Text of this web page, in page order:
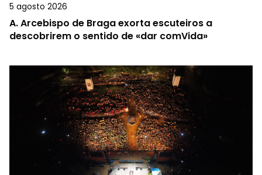
5 agosto 2026
A.Arcebispo de Braga exorta escuteiros a
descobrirem o sentido de «dar comVida»